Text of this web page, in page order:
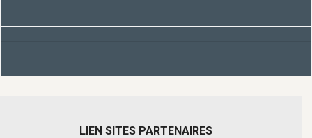
LIEN SITES PARTENAIRES